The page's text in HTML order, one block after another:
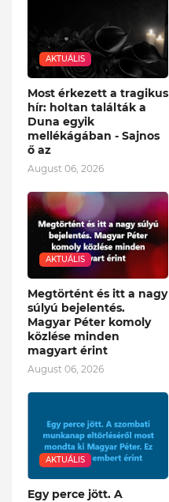
AKTUÁLIS
Most érkezett a tragikus
hír: holtan találták a
Duna egyik
mellékágában - Sajnos
ő az
August 06, 2026
AKTUÁLIS
Megtörtént és itt a nagy
súlyú bejelentés.
Magyar Péter komoly
közlése minden
magyart érint
August 06, 2026
AKTUÁLIS
Egy perce jött. A